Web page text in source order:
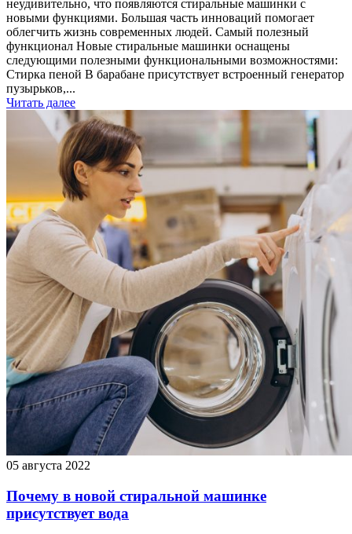
неудивительно, что появляются стиральные машинки с
новыми функциями. Большая часть инноваций помогает
облегчить жизнь современных людей. Самый полезный
функционал Новые стиральные машинки оснащены
следующими полезными функциональными возможностями:
Стирка пеной В барабане присутствует встроенный генератор
пузырьков,...
Читать далее
05 августа 2022
Почему в новой стиральной машинке
присутствует вода